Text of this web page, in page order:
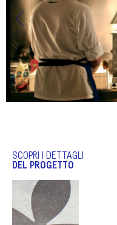
SCOPRI I DETTAGLI
DEL PROGETTO